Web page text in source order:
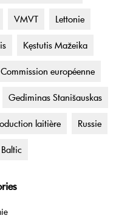
VMVT Lettonie
Kęstutis Mažeika
Commission européenne
Gediminas Stanišauskas
laitière Russie